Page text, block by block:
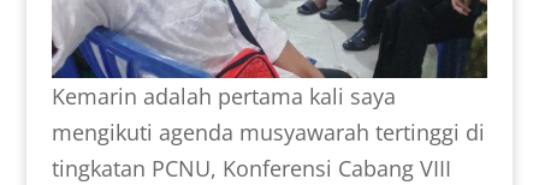
Kemarin adalah pertama kali saya
mengikuti agenda musyawarah tertinggi di
tingkatan PCNU, Konferensi Cabang VIII